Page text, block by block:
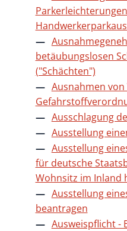
betäubungslosen
("Schächten")
Ausnahmen
Ausschlagung
Ausstellung
Ausstellung
für deutsche
Wohnsitz im Inland
Ausstellung
beantragen
Ausweispflicht -